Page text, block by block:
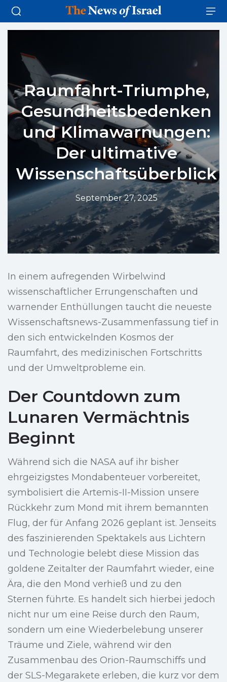
Raumfahrt-Triumphe,
Gesundheitsbedenken
und Klimawarnungen:
Der ultimative
Wissenschaftsüberblick
September 27, 2025
In einem aufregenden Wirbelwind
wissenschaftlicher Errungenschaften und
warnender Enthüllungen taucht die neueste
Wissenschaftsnews-Zusammenfassung tief in
den sich entwickelnden Kosmos der
Raumfahrt, des medizinischen Fortschritts
und der Umweltprobleme ein.
Der Countdown zum
Lunaren Vermächtnis
Beginnt
Während sich die NASA auf ihr bisher
ehrgeizigstes Mondabenteuer vorbereitet,
symbolisiert die Artemis-II-Mission unsere
Rückkehr zum Mond mit ihrem bemannten
Flug, der für Anfang 2026 geplant ist. Jenseits
des faszinierenden Spektakels aus Lichtern
und Technologie belebt diese Mission das
goldene Zeitalter der Raumfahrt wieder, eine
Ära, die den Mond verhieß und zu den
Sternen führte. Es handelt sich hierbei jedoch
nicht nur um eine Reise durch den Raum,
sondern um eine Wiederbelebung unserer
Träume und Ziele, während wir den
Zusammenbau des Orion-Raumschiffs und
der SLS-Megarakete erleben, die kurz vor dem